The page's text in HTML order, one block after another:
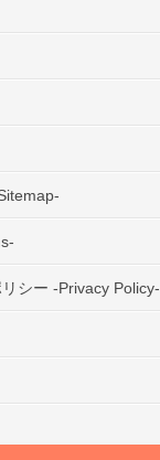
シー -Privacy Policy-